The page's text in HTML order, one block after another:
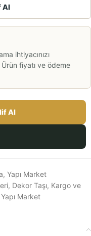
Al
ihtiyacınızı
fiyatı ve ödeme
Al
, Yapı Market
, Dekor Taşı, Kargo ve
Yapı Market